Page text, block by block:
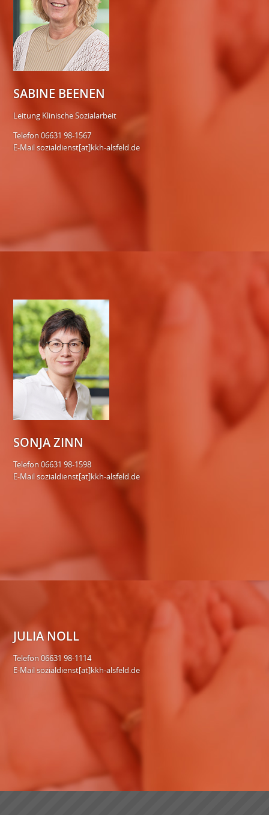
SABINE BEENEN
Leitung Klinische Sozialarbeit
Telefon 06631 98-1567
E-Mailsozialdienst[at]kkh-alsfeld.de
SONJA ZINN
Telefon 06631 98-1598
E-Mailsozialdienst[at]kkh-alsfeld.de
JULIA NOLL
Telefon 06631 98-1114
E-Mailsozialdienst[at]kkh-alsfeld.de